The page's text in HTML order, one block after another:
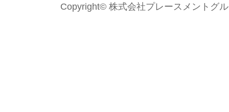
Copyright© 株式会社プレースメントグ